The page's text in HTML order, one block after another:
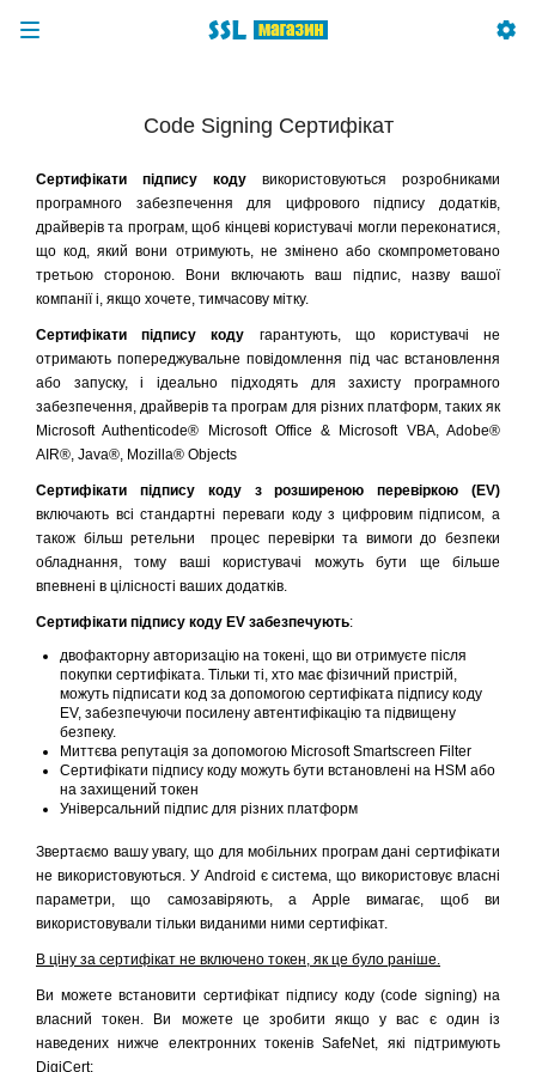
Code Signing Сертифікат
Сертифікати підпису коду використовуються розробниками
програмного забезпечення для цифрового підпису додатків,
драйверів та програм, щоб кінцеві користувачі могли переконатися,
що код, який вони отримують, не змінено або скомпрометовано
третьою стороною. Вони включають ваш підпис, назву вашої
компанії і, якщо хочете, тимчасову мітку.
Сертифікати підпису коду гарантують, що користувачі не
отримають попереджувальне повідомлення під час встановлення
або запуску, і ідеально підходять для захисту програмного
забезпечення, драйверів та програм для різних платформ, таких як
Microsoft Authenticode® Microsoft Office & Microsoft VBA, Adobe®
AIR®, Java®, Mozilla® Objects
Сертифікати підпису коду з розширеною перевіркою (EV)
включають всі стандартні переваги коду з цифровим підписом, а
також більш ретельни процес перевірки та вимоги до безпеки
обладнання, тому ваші користувачі можуть бути ще більше
впевнені в цілісності ваших додатків.
Сертифікати підпису коду EV забезпечують:
двофакторну авторизацію на токені, що ви отримуєте після
покупки сертифіката. Тільки ті, хто має фізичний пристрій,
можуть підписати код за допомогою сертифіката підпису коду
EV, забезпечуючи посилену автентифікацію та підвищену
безпеку.
Миттєва репутація за допомогою Microsoft Smartscreen Filter
Сертифікати підпису коду можуть бути встановлені на HSM або
на захищений токен
Універсальний підпис для різних платформ
Звертаємо вашу увагу, що для мобільних програм дані сертифікати
не використовуються. У Android є система, що використовує власні
параметри, що самозавіряють, а Apple вимагає, щоб ви
використовували тільки виданими ними сертифікат.
В ціну за сертифікат не включено токен, як це було раніше.
Ви можете встановити сертифікат підпису коду (code signing) на
власний токен. Ви можете це зробити якщо у вас є один із
наведених нижче електронних токенів SafeNet, які підтримують
DigiCert: